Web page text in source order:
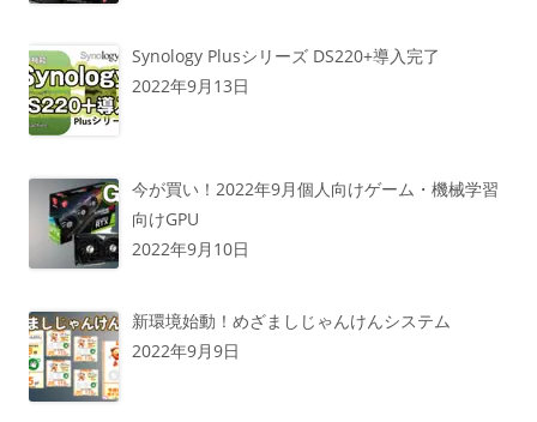
Synology Plusシリーズ DS220+導入完了
2022年9月13日
今が買い！2022年9月個人向けゲーム・機械学習
向けGPU
2022年9月10日
新環境始動！めざましじゃんけんシステム
2022年9月9日